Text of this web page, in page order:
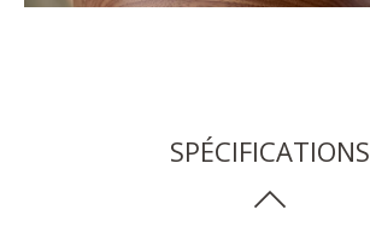
SPÉCIFICATIONS